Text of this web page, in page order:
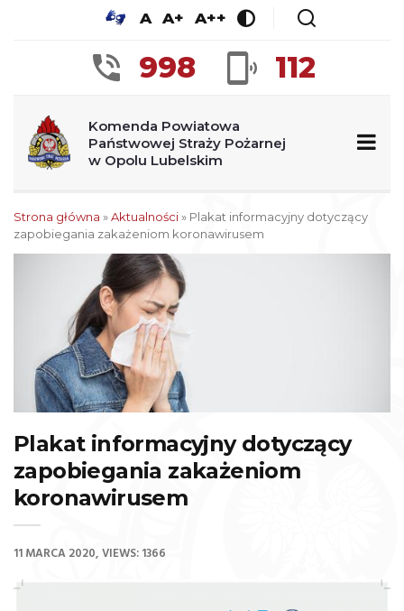
A A+ A++
998 112
Komenda Powiatowa
Państwowej Straży Pożarnej
w Opolu Lubelskim
Strona główna »Aktualności» Plakat informacyjny dotyczący
zapobiegania zakażeniom koronawirusem
Plakat informacyjny dotyczący
zapobiegania zakażeniom
koronawirusem
11 MARCA 2020 VIEWS: 1366